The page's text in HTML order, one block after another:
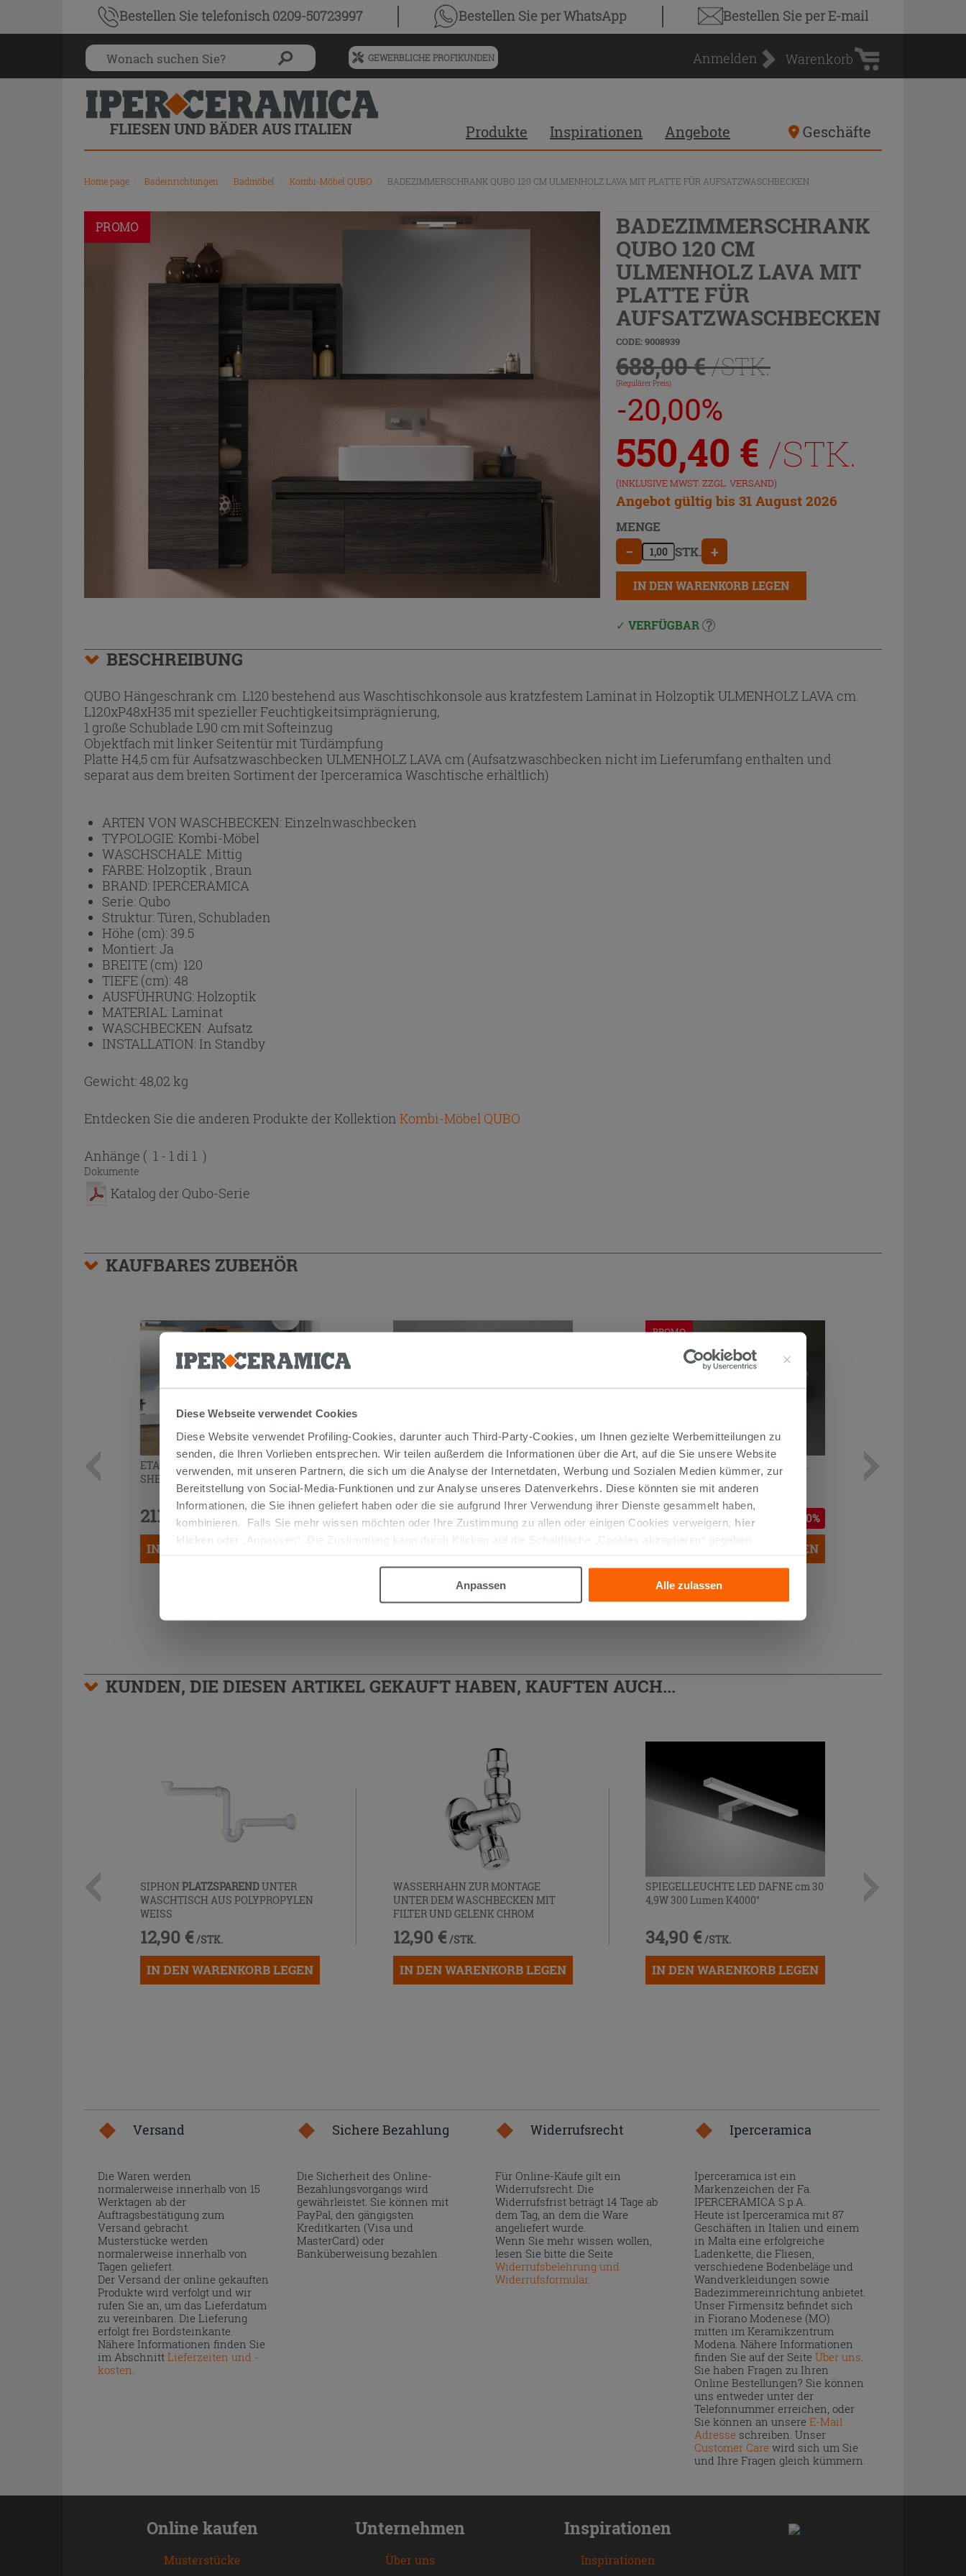
Diese Webseite verwendet Cookies
Diese Website verwendet Profiling-Cookies, darunter auch Third-Party-Cookies, um Ihnen gezielte Werbemitteilungen zu
senden, die Ihren Vorlieben entsprechen. Wir teilen außerdem die Informationen über die Art, auf die Sie unsere Website
verwenden, mit unseren Partnern, die sich um die Analyse der Internetdaten, Werbung und Sozialen Medien kümmer, zur
Bereitstellung von Social-Media-Funktionen und zur Analyse unseres Datenverkehrs. Diese könnten sie mit anderen
Informationen, die Sie ihnen geliefert haben oder die sie aufgrund Ihrer Verwendung ihrer Dienste gesammelt haben,
kombinieren. Falls Sie mehr wissen möchten oder Ihre Zustimmung zu allen oder einigen Cookies verweigern, hier
klicken
oder „Anpassen“. Die Zustimmung kann durch Klicken auf die Schaltfläche „Cookies akzeptieren“ gegeben
Anpassen
Alle zulassen
Bestellen Sietelefonisch 0209-50723997 Bestellen Sieper WhatsApp Bestellen Sieper E-mail
Menü
für
vorgeschlagenen
Siteinhalt
und
Suchprotokoll
GEWERBLICHE PROFIKUNDEN Anmelden
Warenkorb
Warenkorb
Produkte Inspirationen Angebote Geschäfte
Home page Badeinrichtungen Badmöbel Kombi-Möbel QUBO BADEZIMMERSCHRANK QUBO 120 CM ULMENHOLZ LAVA MIT PLATTE FÜR AUFSATZWASCHBECKEN
PROMO
BADEZIMMERSCHRANK
QUBO 120 CM
ULMENHOLZ LAVA MIT
PLATTE FÜR
AUFSATZWASCHBECKEN
CODE: 9008939
688,00 €/STK.
(Regulärer Preis)
-20,00%
550,40 € /STK.
(INKLUSIVE MWST. ZZGL. VERSAND)
Angebot gültig bis 31 August 2026
MENGE
− STK. +
IN DEN WARENKORB LEGEN
VERFÜGBAR
BESCHREIBUNG
QUBO Hängeschrank cm. L120 bestehend aus Waschtischkonsole aus kratzfestem Laminat in Holzoptik ULMENHOLZ LAVA cm.
L120xP48xH35 mit spezieller Feuchtigkeitsimprägnierung,
1 große Schublade L90 cm mit Softeinzug
Objektfach mit linker Seitentür mit Türdämpfung
Platte H4,5 cm für Aufsatzwaschbecken ULMENHOLZ LAVA cm (Aufsatzwaschbecken nicht im Lieferumfang enthalten und
separat aus dem breiten Sortiment der Iperceramica Waschtische erhältlich)
ARTEN VON WASCHBECKEN:Einzelnwaschbecken
TYPOLOGIE:Kombi-Möbel
WASCHSCHALE:Mittig
FARBE:Holzoptik , Braun
BRAND: IPERCERAMICA
Serie: Qubo
Struktur:Türen, Schubladen
Höhe (cm): 39.5
Montiert:Ja
BREITE (cm): 120
TIEFE (cm):48
AUSFÜHRUNG:Holzoptik
MATERIAL:Laminat
WASCHBECKEN:Aufsatz
INSTALLATION: In Standby
Gewicht: 48,02 kg
Entdecken Sie die anderen Produkte der Kollektion Kombi-Möbel QUBO
Anhänge ( 1 - 1 di 1 )
Dokumente
Katalog der Qubo-Serie
KAUFBARES ZUBEHÖR
ETAGERE QUBO 6 FÄCHER
SHERWOOD
211,00 € /STK.
IN DEN WARENKORB LEGEN
AUFSATZWASCHBECKEN ADDA
72X41XH14,5 cm KERAMIK WEISS
GLÄNZEND
239,90 € /STK.
PROMO
AUFSATZWASCHBECKEN PIUMA
RETTANGOLARE 50X35 H12 cm
KERAMIK WEISS GLÄNZEND
151,92 € /STK. 189,90 € -20,00%
IN DEN WARENKORB LEGEN
KUNDEN, DIE DIESEN ARTIKEL GEKAUFT HABEN, KAUFTEN AUCH...
SIPHONPLATZSPARENDUNTER
WASCHTISCH AUS POLYPROPYLEN
WEISS
12,90 € /STK.
IN DEN WARENKORB LEGEN
WASSERHAHN ZUR MONTAGE
UNTER DEM WASCHBECKEN MIT
FILTER UND GELENK CHROM
12,90 € /STK.
IN DEN WARENKORB LEGEN
SPIEGELLEUCHTE LED DAFNE cm 30
4,9W 300 Lumen K4000°
34,90 € /STK.
IN DEN WARENKORB LEGEN
Versand
Die Waren werden
normalerweise innerhalb von 15
Werktagen ab der
Auftragsbestätigung zum
Versand gebracht.
Musterstücke werden
normalerweise innerhalb von
Tagen geliefert.
Der Versand der online gekauften
Produkte wird verfolgt und wir
rufen Sie an, um das Lieferdatum
zu vereinbaren. Die Lieferung
erfolgt frei Bordsteinkante.
Nähere Informationen finden Sie
im Abschnitt Lieferzeiten und -
kosten.
Sichere Bezahlung
Die Sicherheit des Online-
Bezahlungsvorgangs wird
gewährleistet. Sie können mit
PayPal, den gängigsten
Kreditkarten (Visa und
MasterCard) oder
Banküberweisung bezahlen.
Widerrufsrecht
Für Online-Käufe gilt ein
Widerrufsrecht. Die
Widerrufsfrist beträgt 14 Tage ab
dem Tag, an dem die Ware
angeliefert wurde.
Wenn Sie mehr wissen wollen,
lesen Sie bitte die Seite
Widerrufsbelehrung und
Widerrufsformular.
Iperceramica
Iperceramica ist ein
Markenzeichen der Fa.
IPERCERAMICA S.p.A..
Heute ist Iperceramica mit 87
Geschäften in Italien und einem
in Malta eine erfolgreiche
Ladenkette, die Fliesen,
verschiedene Bodenbeläge und
Wandverkleidungen sowie
Badezimmereinrichtung anbietet.
Unser Firmensitz befindet sich
in Fiorano Modenese (MO)
mitten im Keramikzentrum
Modena. Nähere Informationen
finden Sie auf der Seite Über uns.
Sie haben Fragen zu Ihren
Online Bestellungen? Sie können
uns entweder unter der
Telefonnummer erreichen, oder
Sie können an unsere E-Mail
Adresseschreiben. Unser
Customer Carewird sich um Sie
und Ihre Fragen gleich kümmern.
Online kaufen
Musterstücke
Unternehmen
Über uns
Inspirationen
Inspirationen